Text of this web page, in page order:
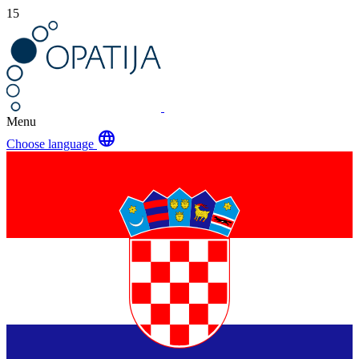
15
Menu
Choose language language